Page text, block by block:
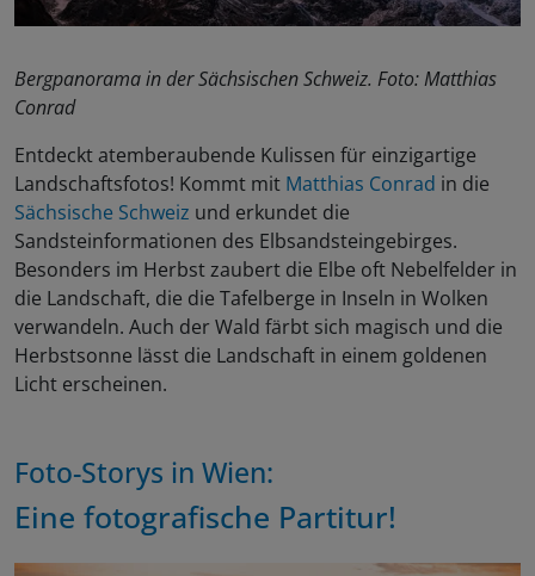
Bergpanorama in der Sächsischen Schweiz. Foto: Matthias
Conrad
Entdeckt atemberaubende Kulissen für einzigartige
Landschaftsfotos! Kommt mit Matthias Conrad in die
Sächsische Schweiz und erkundet die
Sandsteinformationen des Elbsandsteingebirges.
Besonders im Herbst zaubert die Elbe oft Nebelfelder in
die Landschaft, die die Tafelberge in Inseln in Wolken
verwandeln. Auch der Wald färbt sich magisch und die
Herbstsonne lässt die Landschaft in einem goldenen
Licht erscheinen.
Foto-Storys in Wien:
Eine fotografische Partitur!